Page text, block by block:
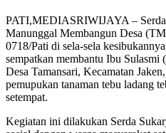
PATI,MEDIASRIWIJAYA –
Manunggal Membangun Desa
0718/Pati di sela-sela
sempatkan membantu Ibu
Desa Tamansari, Kecamatan
pemupukan tanaman tebu ladang
setempat.
Kegiatan ini dilakukan Serda